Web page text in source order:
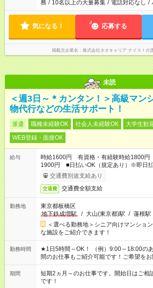
務 / 10名以上の大量募集 / 電話対応なし /
気になる！ 応募する
掲載元企業名 株式会社ネオキャリア ナイス！介
未読
＜週3日～＊カンタン！＞高級マン
物代行などの生活サポート！
派遣 職種未経験OK 社会人未経験OK 大学生歓
WEB登録・面接OK
給与
時給1600円 有資格・有経験時給1800
1900円 ■日払いOK（規定あり）※即日
交通費別途支給あり
交通費 交通費全額支給
勤務地
東京都板橋区
地下鉄成増駅
/ 大山(東京都)駅 / 蓮根駅
＜選べる勤務地＞シニア向けマンシ
な施設をご紹介できます！
勤務時間
★1日5時間～OK！ （例）9:00～18:00の
間のお仕事もご紹介可能です！ご希望を
庭の都合でお休みが必要な場合も遠慮なく
週最低15時間以上の勤務が必要です
期間
短期2ヵ月～のお仕事です。開始日はご
です！